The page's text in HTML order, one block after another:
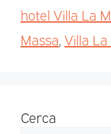
hotel Villa La
Massa Villa La
Cerca